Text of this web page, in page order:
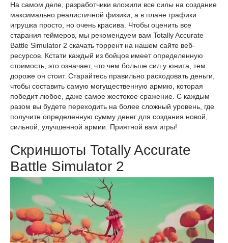
На самом деле, разработчики вложили все силы на создание
максимально реалистичной физики, а в плане графики
игрушка просто, но очень красива. Чтобы оценить все
старания геймеров, мы рекомендуем вам Totally Accurate
Battle Simulator 2 скачать торрент на нашем сайте веб-
ресурсов. Кстати каждый из бойцов имеет определенную
стоимость, это означает, что чем больше сил у юнита, тем
дороже он стоит. Старайтесь правильно расходовать деньги,
чтобы составить самую могущественную армию, которая
победит любое, даже самое жестокое сражение. С каждым
разом вы будете переходить на более сложный уровень, где
получите определенную сумму денег для создания новой,
сильной, улучшенной армии. Приятной вам игры!
Скриншоты Totally Accurate
Battle Simulator 2